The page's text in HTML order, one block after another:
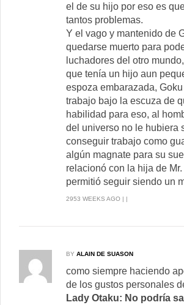
el de su hijo por eso es
tantos problemas.
Y el vago y mantenido de
quedarse muerto para
luchadores del otro
que tenía un hijo aun
espoza embarazada,
trabajo bajo la escuza de
habilidad para eso, al
del universo no le hubiera
conseguir trabajo como
algún magnate para su
relacionó con la hija de
permitió seguir siendo un
2953 WEEKS AGO | |
BY ALAIN DE SUASON
como siempre haciendo
de los gustos personales
Lady Otaku: No podría